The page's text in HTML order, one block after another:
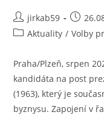
jirkab59
Aktuality / Volby
Praha/Plzeň, srpen
kandidáta na post
(1963), který je
byznysu. Zapojení v